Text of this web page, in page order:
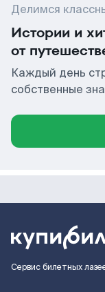
Делимся
Истории и
от
Каждый день
собственные
Сервис билетных